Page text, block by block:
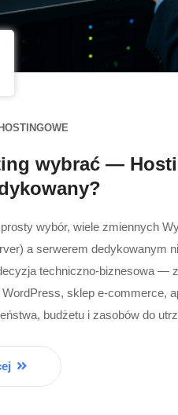
wybrać —
wybór, wiele zmiennych
a serwerem dedykowanym
techniczno-biznesowa —
sklep e-commerce,
budżetu i zasobów do